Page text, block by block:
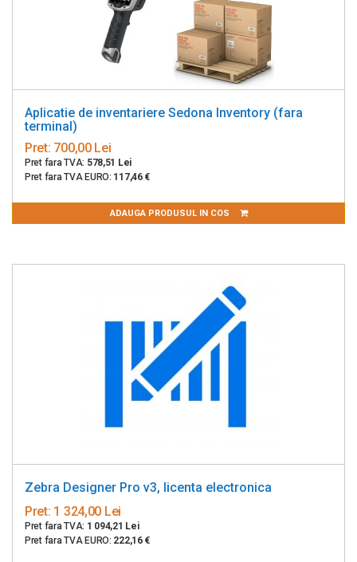
Aplicatie de inventariere Sedona Inventory (fara
terminal)
Pret: 700,00 Lei
Pret fara TVA: 578,51 Lei
Pret fara TVA EURO: 117,46 €
ADAUGA PRODUSUL IN COS
Zebra Designer Pro v3, licenta electronica
Pret: 1 324,00 Lei
Pret fara TVA: 1 094,21 Lei
Pret fara TVA EURO: 222,16 €